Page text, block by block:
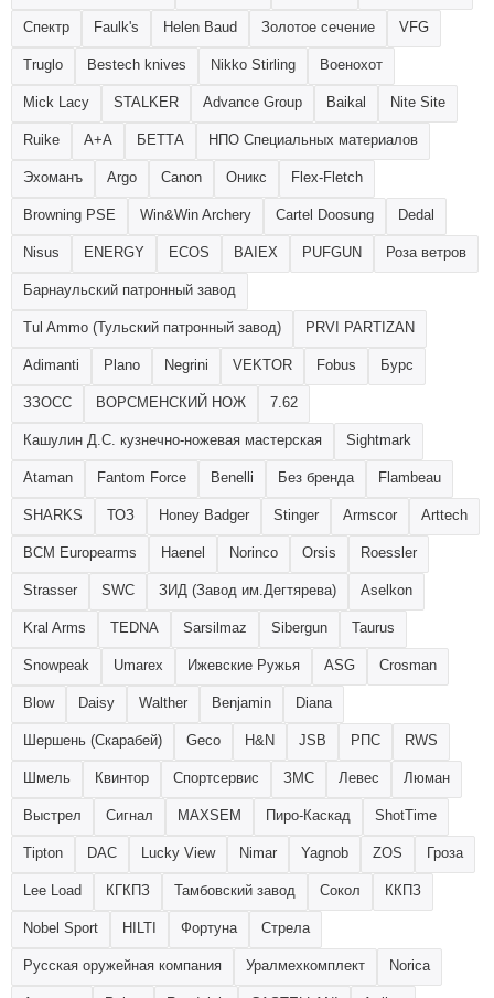
Спектр Faulk's Helen Baud Золотое сечение VFG
Truglo Bestech knives Nikko Stirling Военохот
Mick Lacy STALKER Advance Group Baikal Nite Site
Ruike А+А БЕТТА НПО Специальных материалов
Эхоманъ Argo Canon Оникс Flex-Fletch
Browning PSE Win&Win Archery Cartel Doosung Dedal
Nisus ENERGY ECOS BAIEX PUFGUN Роза ветров
Барнаульский патронный завод
Tul Ammo (Тульский патронный завод) PRVI PARTIZAN
Adimanti Plano Negrini VEKTOR Fobus Бурс
ЗЗОСС ВОРСМЕНСКИЙ НОЖ 7.62
Кашулин Д.С. кузнечно-ножевая мастерская Sightmark
Ataman Fantom Force Benelli Без бренда Flambeau
SHARKS ТОЗ Honey Badger Stinger Armscor Arttech
BCM Europearms Haenel Norinco Orsis Roessler
Strasser SWC ЗИД (Завод им.Дегтярева) Aselkon
Kral Arms TEDNA Sarsilmaz Sibergun Taurus
Snowpeak Umarex Ижевские Ружья ASG Crosman
Blow Daisy Walther Benjamin Diana
Шершень (Скарабей) Geco H&N JSB РПС RWS
Шмель Квинтор Спортсервис ЗМС Левес Люман
Выстрел Сигнал MAXSEM Пиро-Каскад ShotTime
Tipton DAC Lucky View Nimar Yagnob ZOS Гроза
Lee Load КГКПЗ Тамбовский завод Сокол ККПЗ
Nobel Sport HILTI Фортуна Стрела
Русская оружейная компания Уралмехкомплект Norica